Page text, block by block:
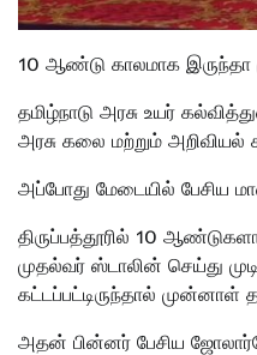
10 ஆண்டு காலமாக இருந்தா
தமிழ்நாடு அரசு உயர்
அரசு கலை மற்றும்
அப்போது மேடையில் பேசிய
திருப்பத்தூரில் 10
முதல்வர் ஸ்டாலின் செய்து
கட்டப்பட்டிருந்தால் முன்னாள்
அதன் பின்னர் பேசிய